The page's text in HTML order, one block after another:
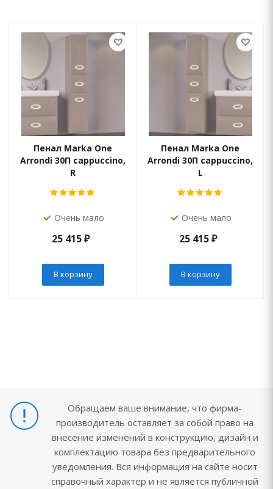
Пенал Marka One
Arrondi 30П cappuccino,
R
Очень мало
25 415₽
В корзину
Пенал Marka One
Arrondi 30П cappuccino,
L
Очень мало
25 415₽
В корзину
Обращаем ваше внимание, что фирма-
производитель оставляет за собой право на
внесение изменений в конструкцию, дизайн и
комплектацию товара без предварительного
уведомления. Вся информация на сайте носит
справочный характер и не является публичной